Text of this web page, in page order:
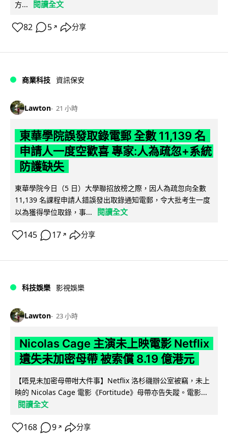
方...
閱讀全文
82 5 ↗ 分享
商業科技 資訊保安
Lawton 21 小時
東華學院誤發取錄電郵 全數 11,139 名
申請人一度空歡喜 專家:人為疏忽+系統
防護缺失
東華學院今日（5 日）大學聯招放榜之際，因人為疏忽向全數
11,139 名課程申請人錯誤發出取錄通知電郵，令大批考生一度
以為獲得學位取錄，事...
閱讀全文
145 17 ↗ 分享
科技娛樂 影視娛樂
Lawton 23 小時
Nicolas Cage 主演未上映電影 Netflix
遺失未加密母帶 被索償 8.19 億港元
【唔見未加密母帶咁大件事】Netflix 洛杉磯辦公室被竊，未上
映的 Nicolas Cage 電影《Fortitude》母帶亦告失蹤。電影...
閱讀全文
168 9 ↗ 分享